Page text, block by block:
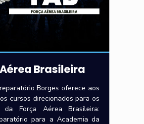
Brasileira
Borges oferece aos
cursos direcionados para os
da Força Aérea Brasileira:
para a Academia da